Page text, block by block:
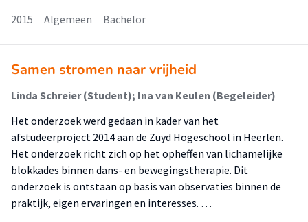
2015
Algemeen Bachelor
Samen stromen naar vrijheid
Linda Schreier (Student); Ina van Keulen (Begeleider)
Het onderzoek werd gedaan in kader van het
afstudeerproject 2014 aan de Zuyd Hogeschool in Heerlen.
Het onderzoek richt zich op het opheffen van lichamelijke
blokkades binnen dans- en bewegingstherapie. Dit
onderzoek is ontstaan op basis van observaties binnen de
praktijk, eigen ervaringen en interesses. …